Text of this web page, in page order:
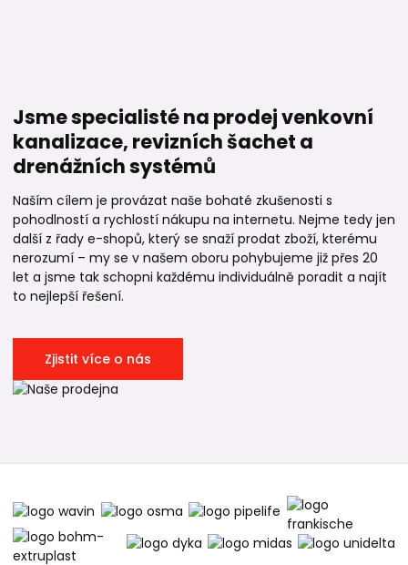
Jsme specialisté na prodej venkovní
kanalizace, revizních šachet a
drenážních systémů
Naším cílem je provázat naše bohaté zkušenosti s
pohodlností a rychlostí nákupu na internetu. Nejme tedy jen
další z řady e-shopů, který se snaží prodat zboží, kterému
nerozumí – my se v našem oboru pohybujeme již přes 20
let a jsme tak schopni každému individuálně poradit a najít
to nejlepší řešení.
Zjistit více o nás